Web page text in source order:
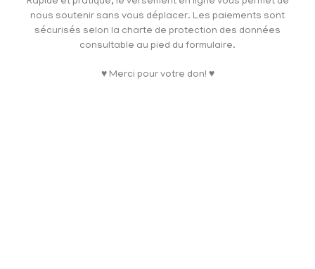
nous soutenir sans vous déplacer. Les paiements sont
sécurisés selon la charte de protection des données
consultable au pied du formulaire.
♥ Merci pour votre don! ♥